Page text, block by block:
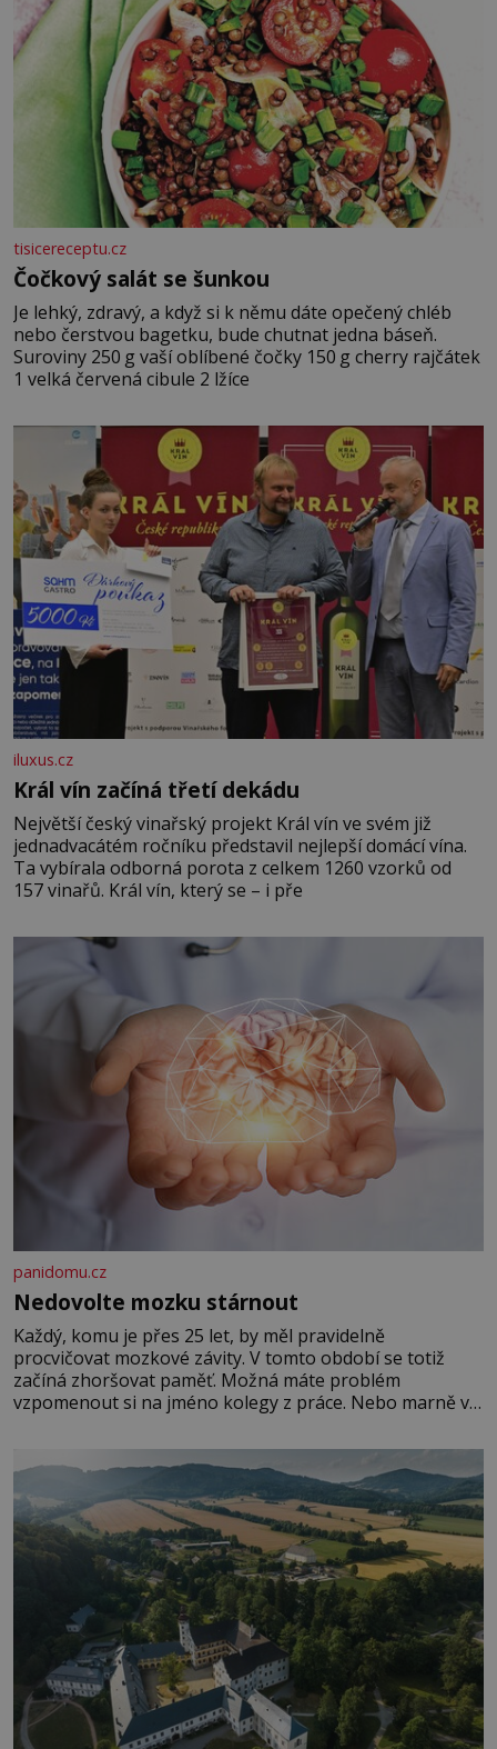
tisicereceptu.cz
Čočkový salát se šunkou
Je lehký, zdravý, a když si k němu dáte opečený chléb
nebo čerstvou bagetku, bude chutnat jedna báseň.
Suroviny 250 g vaší oblíbené čočky 150 g cherry rajčátek
1 velká červená cibule 2 lžíce
iluxus.cz
Král vín začíná třetí dekádu
Největší český vinařský projekt Král vín ve svém již
jednadvacátém ročníku představil nejlepší domácí vína.
Ta vybírala odborná porota z celkem 1260 vzorků od
157 vinařů. Král vín, který se – i pře
panidomu.cz
Nedovolte mozku stárnout
Každý, komu je přes 25 let, by měl pravidelně
procvičovat mozkové závity. V tomto období se totiž
začíná zhoršovat paměť. Možná máte problém
vzpomenout si na jméno kolegy z práce. Nebo marně v
Je to opravdu tak, s věkem jako kdyby se paměť
rozhodla stávkovat. Cvičte